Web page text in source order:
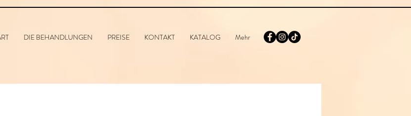
DIE BEHANDLUNGEN PREISE KONTAKT KATALOG Mehr